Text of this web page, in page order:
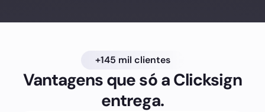
+145 mil clientes
Vantagens que só a Clicksign
entrega.